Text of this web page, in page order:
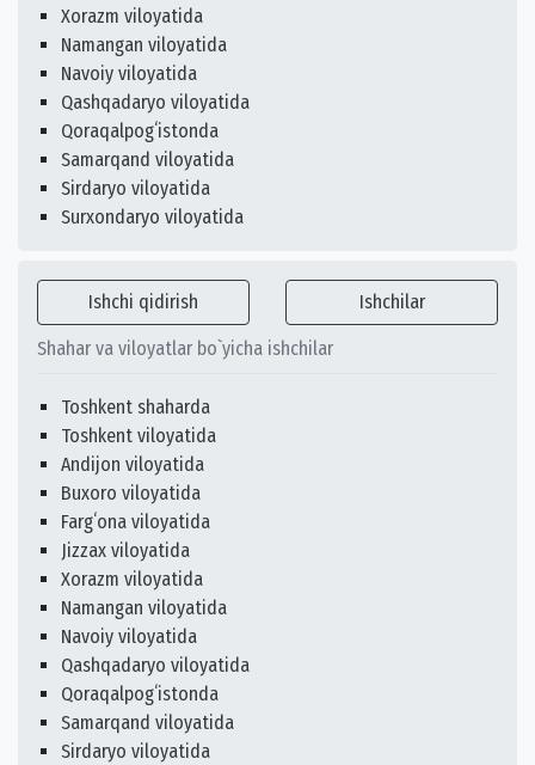
Xorazm viloyatida
Namangan viloyatida
Navoiy viloyatida
Qashqadaryo viloyatida
Qoraqalpogʻistonda
Samarqand viloyatida
Sirdaryo viloyatida
Surxondaryo viloyatida
Ishchi qidirish Ishchilar
Shahar va viloyatlar bo`yicha ishchilar
Toshkent shaharda
Toshkent viloyatida
Andijon viloyatida
Buxoro viloyatida
Fargʻona viloyatida
Jizzax viloyatida
Xorazm viloyatida
Namangan viloyatida
Navoiy viloyatida
Qashqadaryo viloyatida
Qoraqalpogʻistonda
Samarqand viloyatida
Sirdaryo viloyatida